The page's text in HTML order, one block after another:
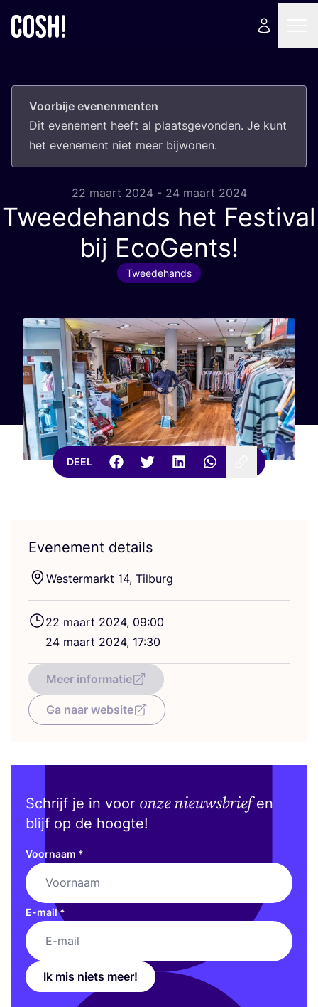
Voorbije evenenmenten
Dit eve­ne­ment heeft al plaats­ge­von­den. Je kunt
het eve­ne­ment niet meer bijwonen.
22 maart 2024 - 24 maart 2024
Tweedehands het Festival
bij EcoGents!
Tweedehands
DEEL
Evenement details
Wes­ter­markt 14, Tilburg
22 maart 2024, 09:00
24 maart 2024, 17:30
Meer informatie
Ga naar website
Schrijf je in voor onze nieuwsbriefen
blijf op de hoogte!
Voornaam *
E-mail*
Ik mis niets meer!